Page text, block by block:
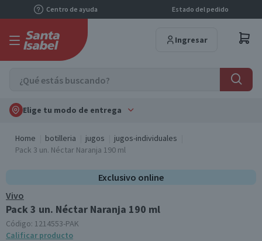
Centro de ayuda Estado del pedido
Ingresar
Elige tu modo de entrega
Home botilleria jugos
jugos-individuales
Pack 3 un. Néctar Naranja 190 ml
Exclusivo online
Vivo
Pack 3 un. Néctar Naranja 190 ml
Código: 1214553-PAK
Calificar producto